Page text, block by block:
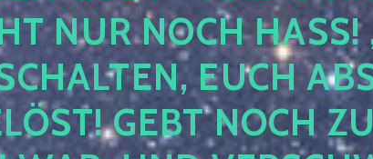
NOCH HASS! ,
EUCH
GEBT NOCH